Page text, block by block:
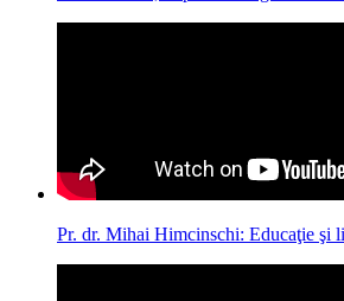
Pr. dr. Mihai Himcinschi: Educaţie şi